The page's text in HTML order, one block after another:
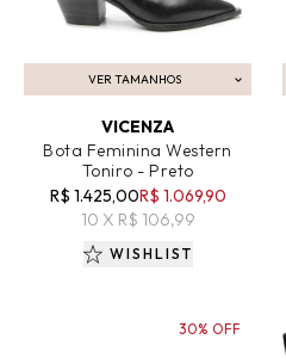
VER TAMANHOS
ADICIONAR AO CARRINHO
VICENZA
Bota Feminina Western
Toniro - Preto
R$ 1.425,00R$ 1.069,90
10 X R$ 106,99
WISHLIST
30% OFF